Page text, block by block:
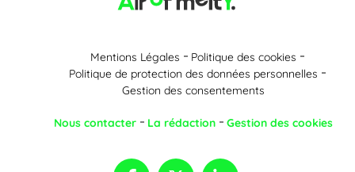
Mentions Légales
Politique des cookies
Politique de protection des données personnelles
Gestion des consentements
Nous contacter La rédaction Gestion des cookies